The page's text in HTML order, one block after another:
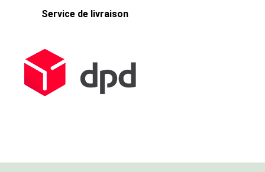
Service de livraison